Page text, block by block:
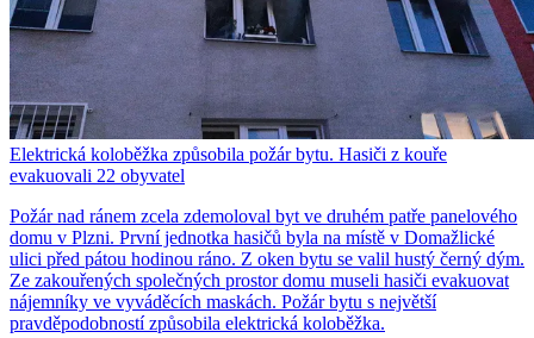
Elektrická koloběžka způsobila požár bytu. Hasiči z kouře
evakuovali 22 obyvatel
Požár nad ránem zcela zdemoloval byt ve druhém patře panelového
domu v Plzni. První jednotka hasičů byla na místě v Domažlické
ulici před pátou hodinou ráno. Z oken bytu se valil hustý černý dým.
Ze zakouřených společných prostor domu museli hasiči evakuovat
nájemníky ve vyváděcích maskách. Požár bytu s největší
pravděpodobností způsobila elektrická koloběžka.